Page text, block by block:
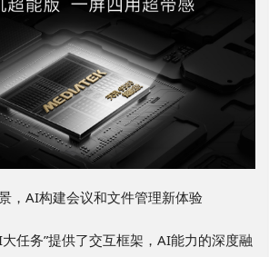
，AI构建会议和文件管理新体验
任务”提供了交互框架，AI能力的深度融